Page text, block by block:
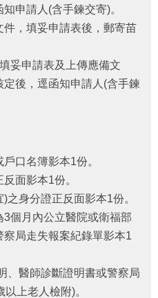
申請人(含手鍊交寄)。
，填妥申請表後，郵寄苗
妥申請表及上傳應備文
後，逕函知申請人(含手鍊
口名簿影本1份。
面影本1份。
之身分證正反面影本1份。
個月內公立醫院或衛福部
局走失報案紀錄單影本1
、醫師診斷證明書或警察局
上老人檢附)。